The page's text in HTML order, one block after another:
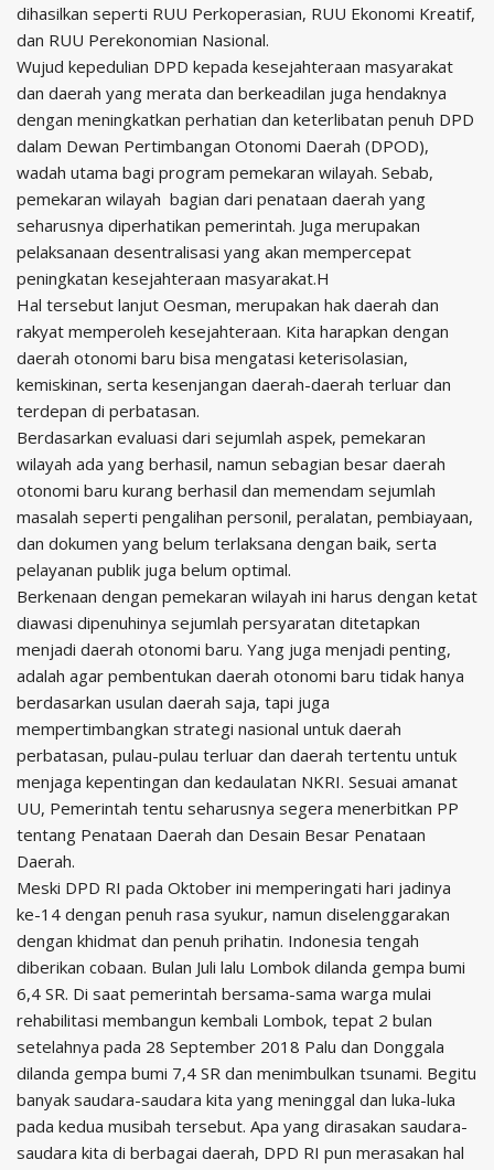
dihasilkan seperti RUU Perkoperasian, RUU Ekonomi Kreatif,
dan RUU Perekonomian Nasional.
Wujud kepedulian DPD kepada kesejahteraan masyarakat
dan daerah yang merata dan berkeadilan juga hendaknya
dengan meningkatkan perhatian dan keterlibatan penuh DPD
dalam Dewan Pertimbangan Otonomi Daerah (DPOD),
wadah utama bagi program pemekaran wilayah. Sebab,
pemekaran wilayah bagian dari penataan daerah yang
seharusnya diperhatikan pemerintah. Juga merupakan
pelaksanaan desentralisasi yang akan mempercepat
peningkatan kesejahteraan masyarakat.H
Hal tersebut lanjut Oesman, merupakan hak daerah dan
rakyat memperoleh kesejahteraan. Kita harapkan dengan
daerah otonomi baru bisa mengatasi keterisolasian,
kemiskinan, serta kesenjangan daerah-daerah terluar dan
terdepan di perbatasan.
Berdasarkan evaluasi dari sejumlah aspek, pemekaran
wilayah ada yang berhasil, namun sebagian besar daerah
otonomi baru kurang berhasil dan memendam sejumlah
masalah seperti pengalihan personil, peralatan, pembiayaan,
dan dokumen yang belum terlaksana dengan baik, serta
pelayanan publik juga belum optimal.
Berkenaan dengan pemekaran wilayah ini harus dengan ketat
diawasi dipenuhinya sejumlah persyaratan ditetapkan
menjadi daerah otonomi baru. Yang juga menjadi penting,
adalah agar pembentukan daerah otonomi baru tidak hanya
berdasarkan usulan daerah saja, tapi juga
mempertimbangkan strategi nasional untuk daerah
perbatasan, pulau-pulau terluar dan daerah tertentu untuk
menjaga kepentingan dan kedaulatan NKRI. Sesuai amanat
UU, Pemerintah tentu seharusnya segera menerbitkan PP
tentang Penataan Daerah dan Desain Besar Penataan
Daerah.
Meski DPD RI pada Oktober ini memperingati hari jadinya
ke-14 dengan penuh rasa syukur, namun diselenggarakan
dengan khidmat dan penuh prihatin. Indonesia tengah
diberikan cobaan. Bulan Juli lalu Lombok dilanda gempa bumi
6,4 SR. Di saat pemerintah bersama-sama warga mulai
rehabilitasi membangun kembali Lombok, tepat 2 bulan
setelahnya pada 28 September 2018 Palu dan Donggala
dilanda gempa bumi 7,4 SR dan menimbulkan tsunami. Begitu
banyak saudara-saudara kita yang meninggal dan luka-luka
pada kedua musibah tersebut. Apa yang dirasakan saudara-
saudara kita di berbagai daerah, DPD RI pun merasakan hal